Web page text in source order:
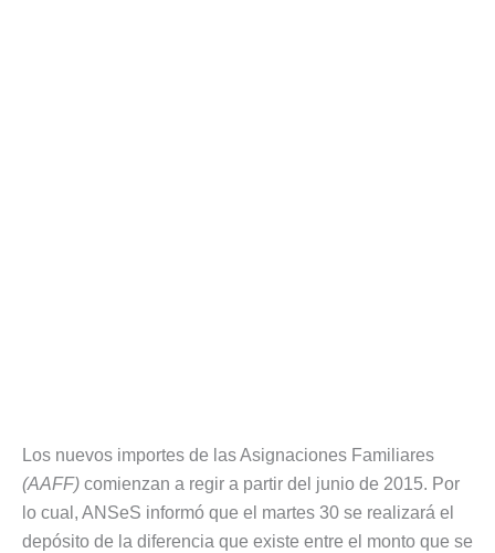
Los nuevos importes de las Asignaciones Familiares
(AAFF) comienzan a regir a partir del junio de 2015. Por
lo cual, ANSeS informó que el martes 30 se realizará el
depósito de la diferencia que existe entre el monto que se